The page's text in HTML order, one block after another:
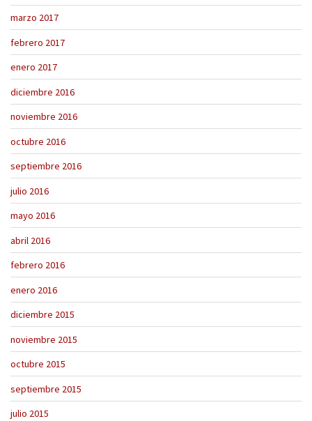
marzo 2017
febrero 2017
enero 2017
diciembre 2016
noviembre 2016
octubre 2016
septiembre 2016
julio 2016
mayo 2016
abril 2016
febrero 2016
enero 2016
diciembre 2015
noviembre 2015
octubre 2015
septiembre 2015
julio 2015